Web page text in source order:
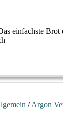
einfachste
/Argon